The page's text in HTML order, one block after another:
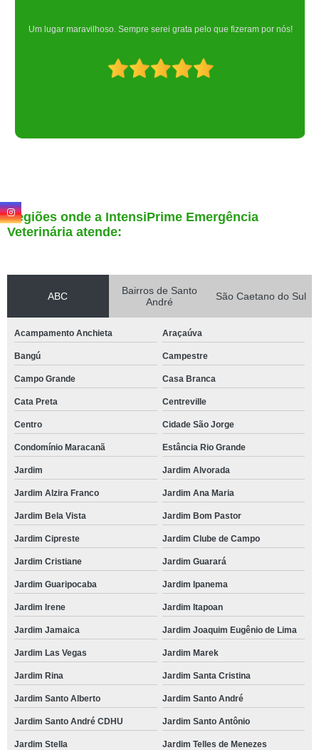
Um lugar maravilhoso. Sempre serei grata pelo que fizeram por nós!
Regiões onde a IntensiPrime Emergência
Veterinária atende:
ABC
Bairros de Santo
André
São Caetano do Sul
Acampamento Anchieta Araçaúva
Bangú Campestre
Campo Grande Casa Branca
Cata Preta Centreville
Centro Cidade São Jorge
Condomínio Maracanã Estância Rio Grande
Jardim Jardim Alvorada
Jardim Alzira Franco Jardim Ana Maria
Jardim Bela Vista Jardim Bom Pastor
Jardim Cipreste Jardim Clube de Campo
Jardim Cristiane Jardim Guarará
Jardim Guaripocaba Jardim Ipanema
Jardim Irene Jardim Itapoan
Jardim Jamaica Jardim Joaquim Eugênio de Lima
Jardim Las Vegas Jardim Marek
Jardim Rina Jardim Santa Cristina
Jardim Santo Alberto Jardim Santo André
Jardim Santo André CDHU Jardim Santo Antônio
Jardim Stella Jardim Telles de Menezes